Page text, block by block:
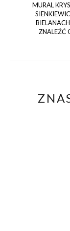
MURAL
ZNALEŹĆ